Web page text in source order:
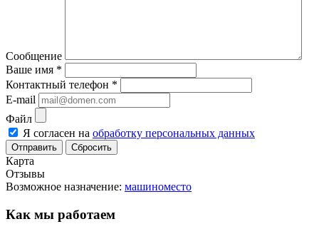
Сообщение
Ваше имя *
Контактный телефон *
E-mail
Файл
Я согласен на обработку персональных данных
Сбросить
Карта
Отзывы
Возможное назначение: машиноместо
Как мы работаем